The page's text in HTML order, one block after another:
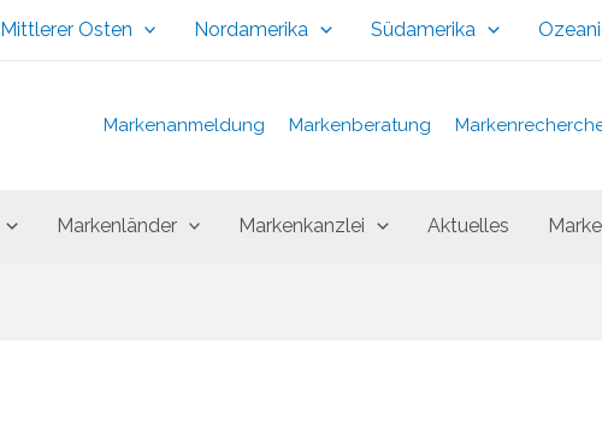
Mittlerer Osten Nordamerika Südamerika
Markenanmeldung Markenberatung
Markenländer Markenkanzlei Aktuelles